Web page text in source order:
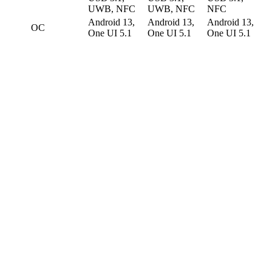
UWB, NFC
UWB, NFC
NFC
ОС
Android 13,
One UI 5.1
Android 13,
One UI 5.1
Android 13,
One UI 5.1